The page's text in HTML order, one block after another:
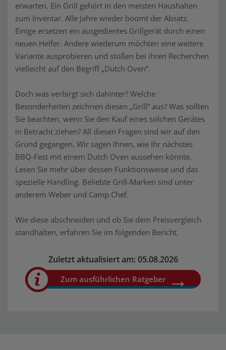
erwarten. Ein Grill gehört in den meisten Haushalten
zum Inventar. Alle Jahre wieder boomt der Absatz.
Einige ersetzen ein ausgedientes Grillgerät durch einen
neuen Helfer. Andere wiederum möchten eine weitere
Variante ausprobieren und stoßen bei ihren Recherchen
vielleicht auf den Begriff „Dutch Oven“.
Doch was verbirgt sich dahinter? Welche
Besonderheiten zeichnen diesen „Grill“ aus? Was sollten
Sie beachten, wenn Sie den Kauf eines solchen Gerätes
in Betracht ziehen? All diesen Fragen sind wir auf den
Grund gegangen. Wir sagen Ihnen, wie Ihr nächstes
BBQ-Fest mit einem Dutch Oven aussehen könnte.
Lesen Sie mehr über dessen Funktionsweise und das
spezielle Handling. Beliebte Grill-Marken sind unter
anderem Weber und Camp Chef.
Wie diese abschneiden und ob Sie dem Preisvergleich
standhalten, erfahren Sie im folgenden Bericht.
Zuletzt aktualisiert am: 05.08.2026
Zum ausführlichen Ratgeber